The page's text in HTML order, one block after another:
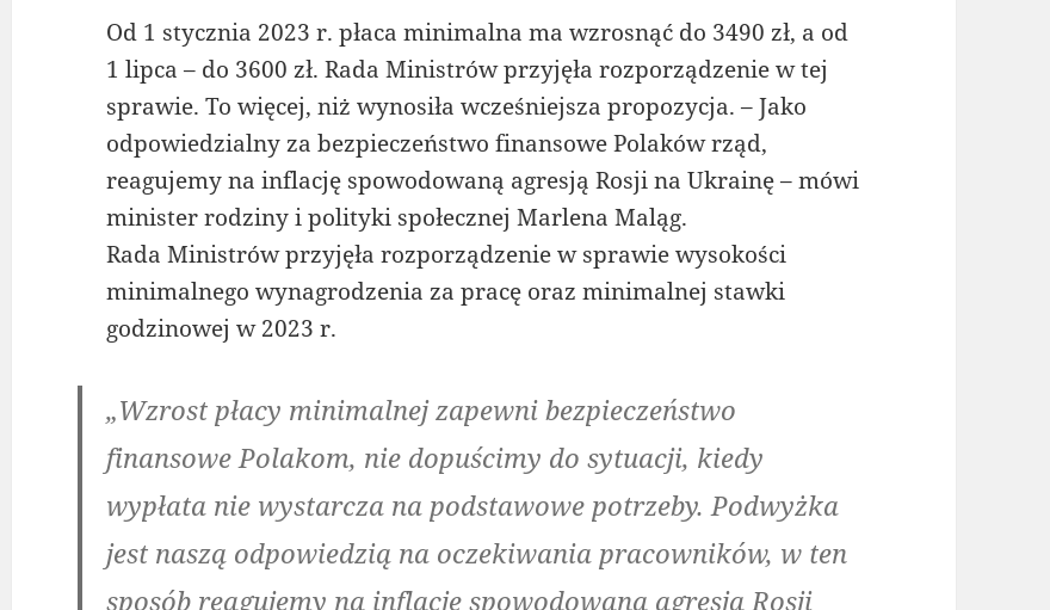
Od 1 stycznia 2023 r. płaca minimalna ma wzrosnąć do 3490 zł, a od
1 lipca – do 3600 zł. Rada Ministrów przyjęła rozporządzenie w tej
sprawie. To więcej, niż wynosiła wcześniejsza propozycja. – Jako
odpowiedzialny za bezpieczeństwo finansowe Polaków rząd,
reagujemy na inflację spowodowaną agresją Rosji na Ukrainę – mówi
minister rodziny i polityki społecznej Marlena Maląg.
Rada Ministrów przyjęła rozporządzenie w sprawie wysokości
minimalnego wynagrodzenia za pracę oraz minimalnej stawki
godzinowej w 2023 r.
„Wzrost płacy minimalnej zapewni bezpieczeństwo
finansowe Polakom, nie dopuścimy do sytuacji, kiedy
wypłata nie wystarcza na podstawowe potrzeby. Podwyżka
jest naszą odpowiedzią na oczekiwania pracowników, w ten
sposób reagujemy na inflację spowodowaną agresją Rosji